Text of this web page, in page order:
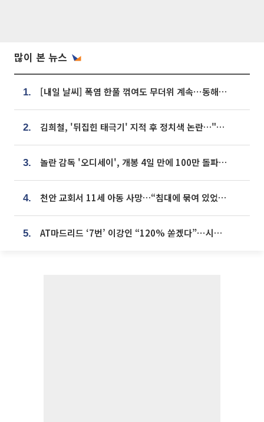
많이 본 뉴스
1. [내일 날씨] 폭염 한풀 꺾여도 무더위 계속⋯동해안 이틀 연속 비
2. 김희철, '뒤집힌 태극기' 지적 후 정치색 논란…"좌우 떠나 우리나라 국기"
3. 놀란 감독 '오디세이', 개봉 4일 만에 100만 돌파⋯'왕사남' 보다 빠르다
4. 천안 교회서 11세 아동 사망…“침대에 묶여 있었다” 진술 확보
5. AT마드리드 ‘7번’ 이강인 “120% 쏟겠다”⋯시메오네 감독 “필요한 선수”